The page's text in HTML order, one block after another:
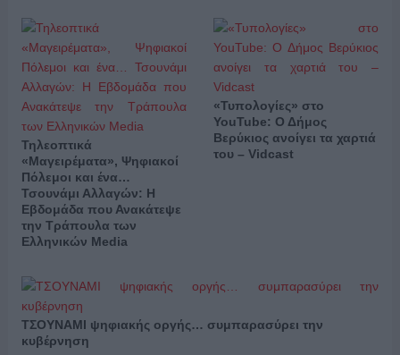
Τηλεοπτικά
«Μαγειρέματα», Ψηφιακοί
Πόλεμοι και ένα…
Τσουνάμι Αλλαγών: Η
Εβδομάδα που Ανακάτεψε
την Τράπουλα των
Ελληνικών Media
«Τυπολογίες» στο
YouTube: Ο Δήμος
Βερύκιος ανοίγει τα χαρτιά
του – Vidcast
ΤΣΟΥΝΑΜΙ ψηφιακής οργής… συμπαρασύρει την
κυβέρνηση